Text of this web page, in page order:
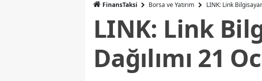
FinansTaksi Borsa ve Yatırım LINK: Link
LINK: Link
Dağılımı 21